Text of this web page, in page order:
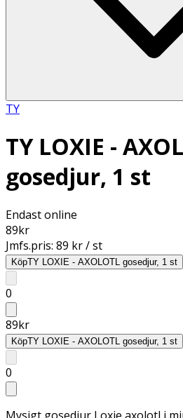
TY
TY LOXIE -
gosedjur, 1 st
Endast online
89kr
Jmfs.pris: 89 kr / st
KöpTY LOXIE - AXOLOTL gosedjur, 1 st
0
89kr
KöpTY LOXIE - AXOLOTL gosedjur, 1 st
0
Mysigt gosedjur Loxie axolotl i